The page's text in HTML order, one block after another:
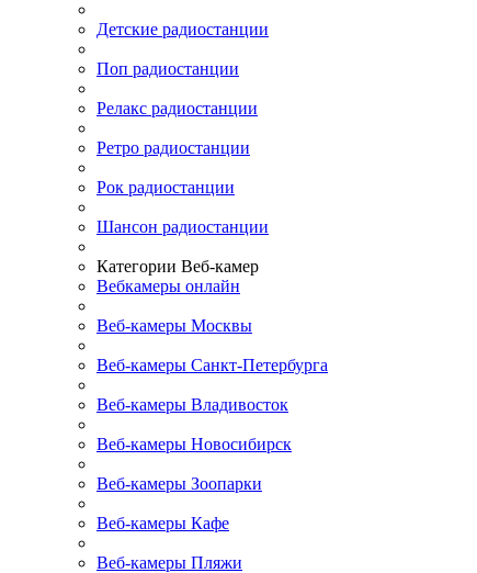
Детские радиостанции
Поп радиостанции
Релакс радиостанции
Ретро радиостанции
Рок радиостанции
Шансон радиостанции
Категории Веб-камер
Вебкамеры онлайн
Веб-камеры Москвы
Веб-камеры Санкт-Петербурга
Веб-камеры Владивосток
Веб-камеры Новосибирск
Веб-камеры Зоопарки
Веб-камеры Кафе
Веб-камеры Пляжи